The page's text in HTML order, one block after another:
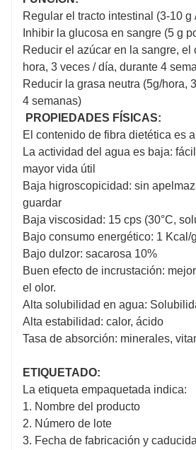
Regular el tracto intestinal (3-10 g
Inhibir la glucosa en sangre (5 g
Reducir el azúcar en la sangre, el
hora, 3 veces / día, durante 4
Reducir la grasa neutra (5g/hora,
4 semanas)
PROPIEDADES FÍSICAS:
El contenido de fibra dietética es
La actividad del agua es baja:
mayor vida útil
Baja higroscopicidad: sin
guardar
Baja viscosidad: 15 cps (30°C,
Bajo consumo energético: 1 Kcal/g
Bajo dulzor: sacarosa 10%
Buen efecto de incrustación:
el olor.
Alta solubilidad en agua:
Alta estabilidad: calor, ácido
Tasa de absorción: minerales,
ETIQUETADO:
La etiqueta empaquetada indica:
1. Nombre del producto
2. Número de lote
3. Fecha de fabricación y